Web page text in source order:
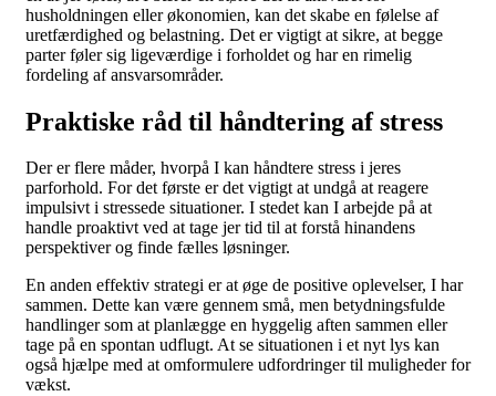
husholdningen eller økonomien, kan det skabe en følelse af
uretfærdighed og belastning. Det er vigtigt at sikre, at begge
parter føler sig ligeværdige i forholdet og har en rimelig
fordeling af ansvarsområder.
Praktiske råd til håndtering af stress
Der er flere måder, hvorpå I kan håndtere stress i jeres
parforhold. For det første er det vigtigt at undgå at reagere
impulsivt i stressede situationer. I stedet kan I arbejde på at
handle proaktivt ved at tage jer tid til at forstå hinandens
perspektiver og finde fælles løsninger.
En anden effektiv strategi er at øge de positive oplevelser, I har
sammen. Dette kan være gennem små, men betydningsfulde
handlinger som at planlægge en hyggelig aften sammen eller
tage på en spontan udflugt. At se situationen i et nyt lys kan
også hjælpe med at omformulere udfordringer til muligheder for
vækst.